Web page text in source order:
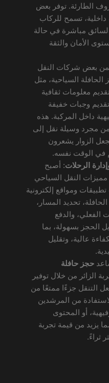
الطارئة. توفر بعض
تسمح للركاب
السائق مباشرة في حالة
الأمان والثقة
بعض شركات النقل
السياحية، مثل
معلومات ثقافية
وجبات خفيفة
داخل المركبة. هذه
مجرد وسيلة نقل إلى
الزوار يشعرون
في الوقت نفسه.
الرحلات: أصبح
مميزات النقل السياحي
ومواقع إلكترونية
تحديد المسار،
الفعلي، والدفع
الحجز بسهولة، بما
عالية، وتقليل
حجز حافلة
الزائر من خلال توفير
التنقل جزءًا ممتعًا من
من المرشدين
أو المحتوى
يزيد من قيمة تجربة
ثراءً.